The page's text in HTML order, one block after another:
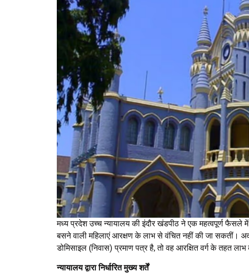
मध्य प्रदेश उच्च न्यायालय की इंदौर खंडपीठ ने एक महत्वपूर्ण फैसले
बसने वाली महिलाएं आरक्षण के लाभ से वंचित नहीं की जा सकतीं।
डोमिसाइल (निवास) प्रमाण पत्र है, तो वह आरक्षित वर्ग के तहत लाभ
न्यायालय द्वारा निर्धारित मुख्य शर्तें